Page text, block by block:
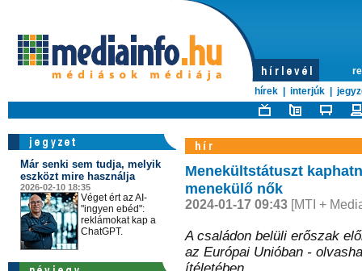
hírek
interjúk
Már senki sem tudja, melyik
eszközt mire használja
2026-02-10 18:35
Véget ért az AI-
"ingyen ebéd":
reklámokat kap a
ChatGPT.
Menekültstátuszt
menekülő nők
2024-01-17 09:43[MTI +
A családon belüli erőszak
az Európai Unióban -